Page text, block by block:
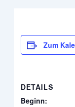
Zum
DETAILS
Beginn: